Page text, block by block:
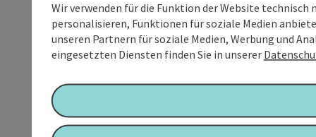
Wir verwenden für die Funktion der Website
personalisieren, Funktionen für soziale Medien
unseren Partnern für soziale Medien, Werbung und
eingesetzten Diensten finden Sie in unserer